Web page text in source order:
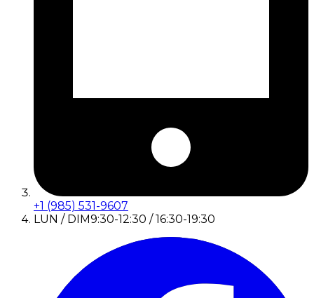
+1 (985) 531-9607
LUN / DIM9:30-12:30 / 16:30-19:30